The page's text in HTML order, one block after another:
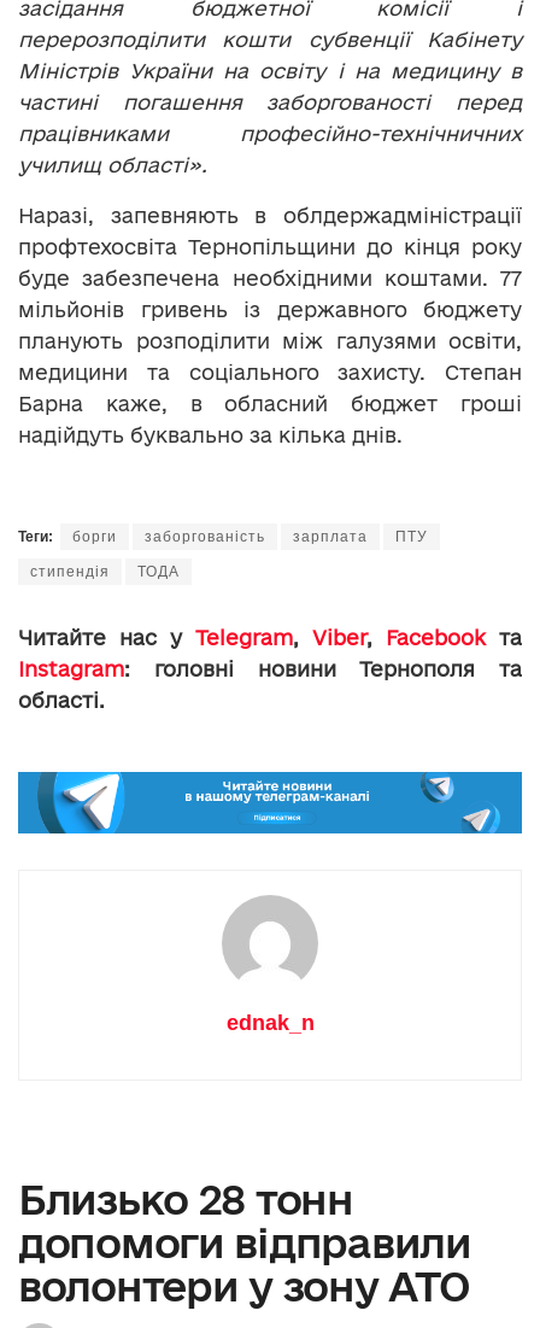
засідання бюджетної комісії і
перерозподілити кошти субвенції Кабінету
Міністрів України на освіту і на медицину в
частині погашення заборгованості перед
працівниками професійно-технічничних
училищ області».
Наразі, запевняють в облдержадміністрації
профтехосвіта Тернопільщини до кінця року
буде забезпечена необхідними коштами. 77
мільйонів гривень із державного бюджету
планують розподілити між галузями освіти,
медицини та соціального захисту. Степан
Барна каже, в обласний бюджет гроші
надійдуть буквально за кілька днів.
Теги: борги заборгованість зарплата ПТУ
стипендія ТОДА
Читайте нас у Telegram, Viber, Facebookта
Instagram: головні новини Тернополя та
області.
ednak_n
Близько 28 тонн
допомоги відправили
волонтери у зону АТО